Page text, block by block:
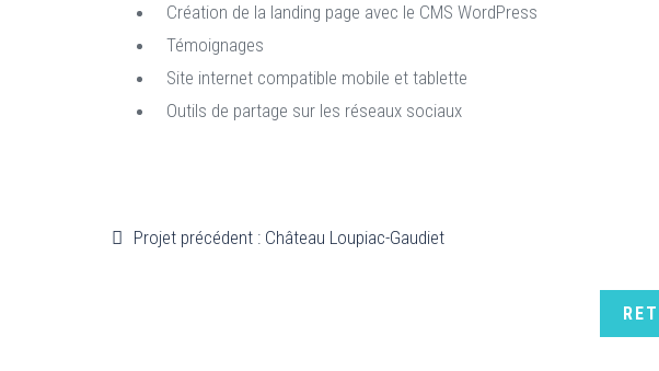
Création de la landing page avec le CMS WordPress
Témoignages
Site internet compatible mobile et tablette
Outils de partage sur les réseaux sociaux
Projet précédent : Château Loupiac-Gaudiet